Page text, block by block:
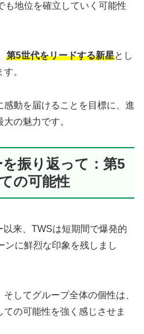
も地位を確立していく可能性
第5世代をリードする新星とし
。
動を届けることを目標に、進
の魅力です。
振り返って：第5
の可能性
来、TWSは短期間で爆発的
ンに鮮烈な印象を残しまし
してグループ全体の個性は、
の可能性を強く感じさせま